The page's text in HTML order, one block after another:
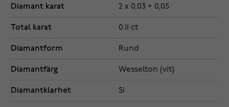
Diamant karat 2 x 0,03 + 0,05
Total karat 0.11 ct
Diamantform Rund
Diamantfärg Wesselton (vit)
Diamantklarhet SI